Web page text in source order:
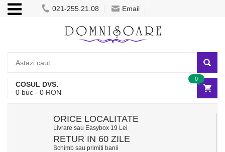
021-255.21.08 Email
COSUL DVS.
0 buc - 0 RON
0
ORICE LOCALITATE
Livrare sau Easybox 19 Lei
RETUR IN 60 ZILE
Schimb sau primiti banii